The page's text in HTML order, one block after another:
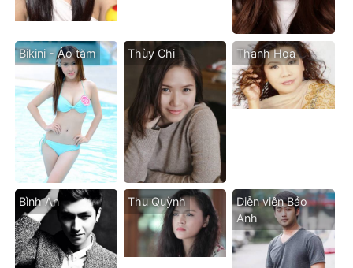
Bikini - Áo tăm Thùy Chi Thanh Hoa
Bình An Thu Quỳnh
Diễn viên Bảo
Anh